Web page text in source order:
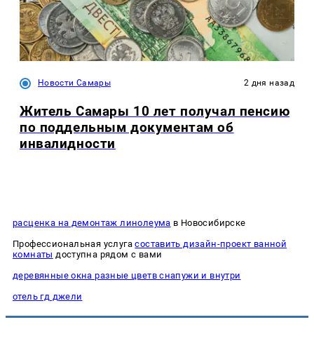
Новости Самары 2 дня назад
Житель Самары 10 лет получал пенсию
по поддельным документам об
инвалидности
расценка на демонтаж линолеума в Новосибирске
Профессиональная услугасоставить дизайн-проект ванной
комнаты доступна рядом с вами
деревянные окна разные цветв снапужи и внутри
отель гд джели